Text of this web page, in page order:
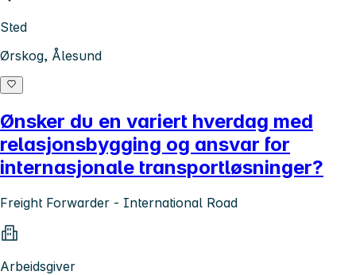
Sted
Ørskog, Ålesund
Ønsker du en variert hverdag med
relasjonsbygging og ansvar for
internasjonale transportløsninger?
Freight Forwarder - International Road
Arbeidsgiver